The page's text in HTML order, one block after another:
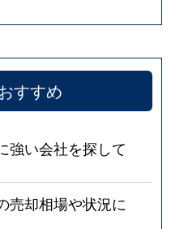
すすめ
強い会社を探して
売却相場や状況に